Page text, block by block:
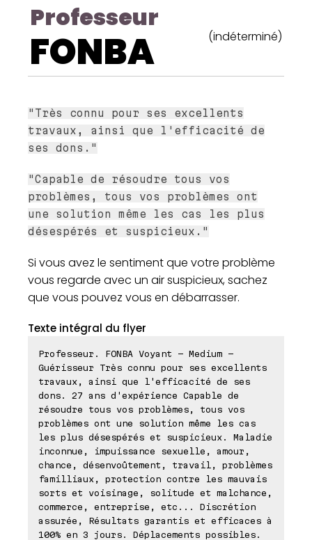
Professeur
FONBA (indéterminé)
"Très connu pour ses excellents
travaux, ainsi que l'efficacité de
ses dons."
"Capable de résoudre tous vos
problèmes, tous vos problèmes ont
une solution même les cas les plus
désespérés et suspicieux."
Si vous avez le sentiment que votre problème
vous regarde avec un air suspicieux, sachez
que vous pouvez vous en débarrasser.
Texte intégral du flyer
Professeur. FONBA Voyant - Medium -
Guérisseur Très connu pour ses excellents
travaux, ainsi que l'efficacité de ses
dons. 27 ans d'expérience Capable de
résoudre tous vos problèmes, tous vos
problèmes ont une solution même les cas
les plus désespérés et suspicieux. Maladie
inconnue, impuissance sexuelle, amour,
chance, désenvoûtement, travail, problèmes
familliaux, protection contre les mauvais
sorts et voisinage, solitude et malchance,
commerce, entreprise, etc... Discrétion
assurée, Résultats garantis et efficaces à
100% en 3 jours. Déplacements possibles.